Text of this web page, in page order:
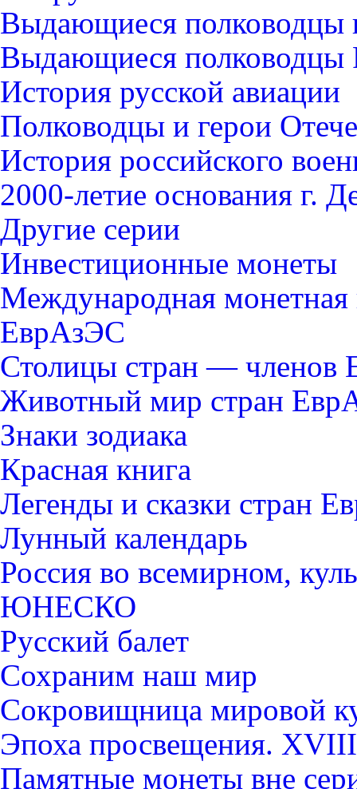
Выдающиеся полководцы
Выдающиеся полководцы
История русской авиации
Полководцы и герои
История российского
2000-летие основания г.
Другие серии
Инвестиционные монеты
Международная монетная
ЕврАзЭС
Столицы стран — членов
Животный мир стран
Знаки зодиака
Красная книга
Легенды и сказки стран
Лунный календарь
Россия во всемирном,
ЮНЕСКО
Русский балет
Сохраним наш мир
Сокровищница мировой
Эпоха просвещения.
Памятные монеты вне